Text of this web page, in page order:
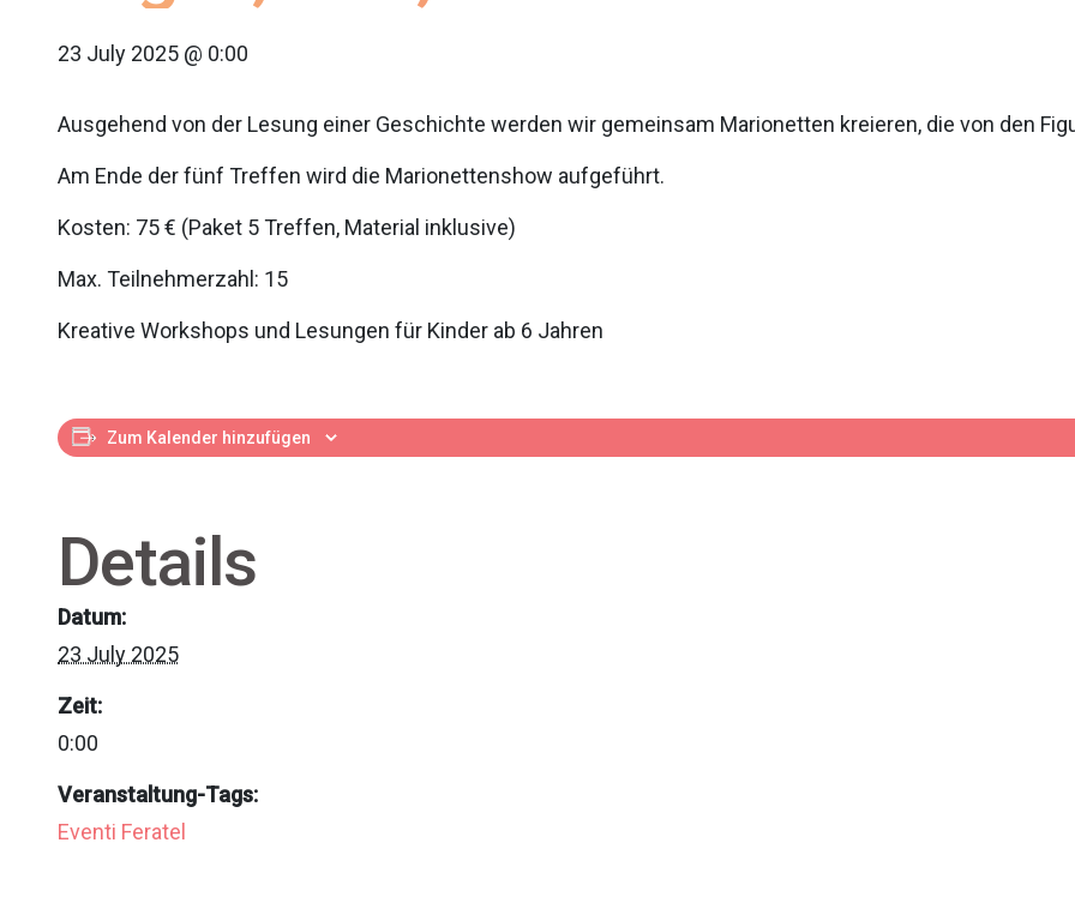
23 July 2025 @ 0:00
Ausgehend von der Lesung einer Geschichte werden wir gemeinsam Marionetten kreieren, die von den
Am Ende der fünf Treffen wird die Marionettenshow aufgeführt.
Kosten: 75 € (Paket 5 Treffen, Material inklusive)
Max. Teilnehmerzahl: 15
Kreative Workshops und Lesungen für Kinder ab 6 Jahren
Zum Kalender hinzufügen
Details
Datum:
23 July 2025
Zeit:
0:00
Veranstaltung-Tags:
Eventi Feratel